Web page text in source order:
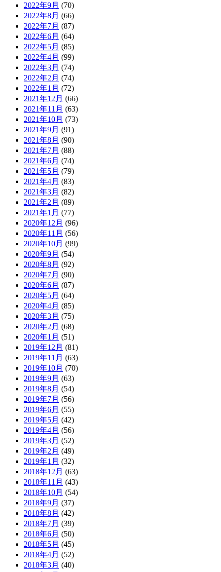
2022年9月 (70)
2022年8月 (66)
2022年7月 (87)
2022年6月 (64)
2022年5月 (85)
2022年4月 (99)
2022年3月 (74)
2022年2月 (74)
2022年1月 (72)
2021年12月 (66)
2021年11月 (63)
2021年10月 (73)
2021年9月 (91)
2021年8月 (90)
2021年7月 (88)
2021年6月 (74)
2021年5月 (79)
2021年4月 (83)
2021年3月 (82)
2021年2月 (89)
2021年1月 (77)
2020年12月 (96)
2020年11月 (56)
2020年10月 (99)
2020年9月 (54)
2020年8月 (92)
2020年7月 (90)
2020年6月 (87)
2020年5月 (64)
2020年4月 (85)
2020年3月 (75)
2020年2月 (68)
2020年1月 (51)
2019年12月 (81)
2019年11月 (63)
2019年10月 (70)
2019年9月 (63)
2019年8月 (54)
2019年7月 (56)
2019年6月 (55)
2019年5月 (42)
2019年4月 (56)
2019年3月 (52)
2019年2月 (49)
2019年1月 (32)
2018年12月 (63)
2018年11月 (43)
2018年10月 (54)
2018年9月 (37)
2018年8月 (42)
2018年7月 (39)
2018年6月 (50)
2018年5月 (45)
2018年4月 (52)
2018年3月 (40)